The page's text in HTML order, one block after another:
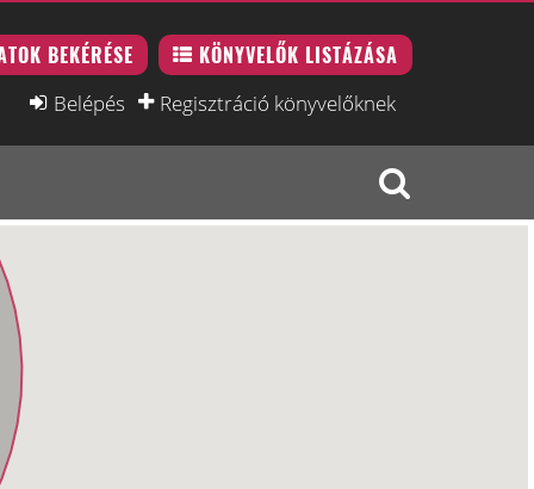
BEKÉRÉSE KÖNYVELŐK LISTÁZÁSA
Belépés Regisztráció könyvelőknek